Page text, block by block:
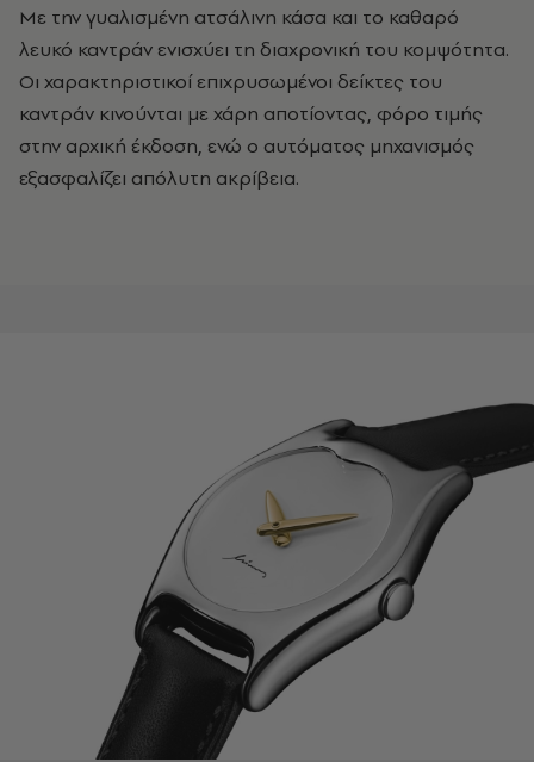
Με την γυαλισμένη ατσάλινη κάσα και το καθαρό
λευκό καντράν ενισχύει τη διαχρονική του κομψότητα.
Οι χαρακτηριστικοί επιχρυσωμένοι δείκτες του
καντράν κινούνται με χάρη αποτίοντας, φόρο τιμής
στην αρχική έκδοση, ενώ ο αυτόματος μηχανισμός
εξασφαλίζει απόλυτη ακρίβεια.